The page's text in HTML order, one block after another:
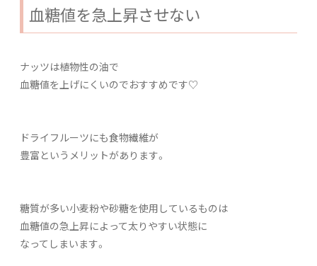
血糖値を急上昇させない
ナッツは植物性の油で
血糖値を上げにくいのでおすすめです♡
ドライフルーツにも食物繊維が
豊富というメリットがあります。
糖質が多い小麦粉や砂糖を使用しているものは
血糖値の急上昇によって太りやすい状態に
なってしまいます。